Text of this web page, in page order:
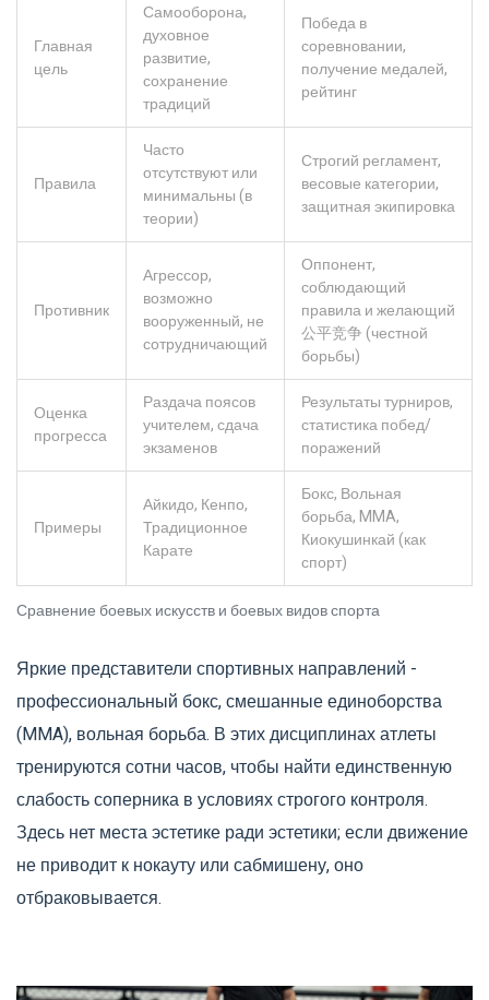
Сравнение боевых искусств и боевых видов спорта
Главная
цель
Самооборона,
духовное
развитие,
сохранение
традиций
Победа в
соревновании,
получение медалей,
рейтинг
Правила
Часто
отсутствуют или
минимальны (в
теории)
Строгий регламент,
весовые категории,
защитная экипировка
Противник
Агрессор,
возможно
вооруженный, не
сотрудничающий
Оппонент,
соблюдающий
правила и желающий
公平竞争 (честной
борьбы)
Оценка
прогресса
Раздача поясов
учителем, сдача
экзаменов
Результаты турниров,
статистика побед/
поражений
Примеры
Айкидо, Кенпо,
Традиционное
Карате
Бокс, Вольная
борьба, MMA,
Киокушинкай (как
спорт)
Яркие представители спортивных направлений -
профессиональный бокс,смешанные единоборства
(MMA), вольная борьба. В этих дисциплинах атлеты
тренируются сотни часов, чтобы найти единственную
слабость соперника в условиях строгого контроля.
Здесь нет места эстетике ради эстетики; если движение
не приводит к нокауту или сабмишену, оно
отбраковывается.